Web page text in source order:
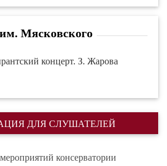
Мясковского
концерт. З. Жарова
ДЛЯ СЛУШАТЕЛЕЙ
консерватории